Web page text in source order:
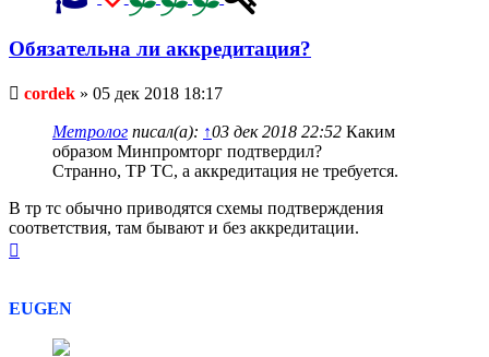
Обязательна ли аккредитация?
Непрочитанное
cordek » 05 дек 2018 18:17
Метролог писал(а): ↑03 дек 2018 22:52 Каким
образом Минпромторг подтвердил?
Странно, ТР ТС, а аккредитация не требуется.
В тр тс обычно приводятся схемы подтверждения
соответствия, там бывают и без аккредитации.
EUGEN